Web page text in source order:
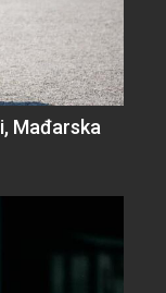
Mađarska